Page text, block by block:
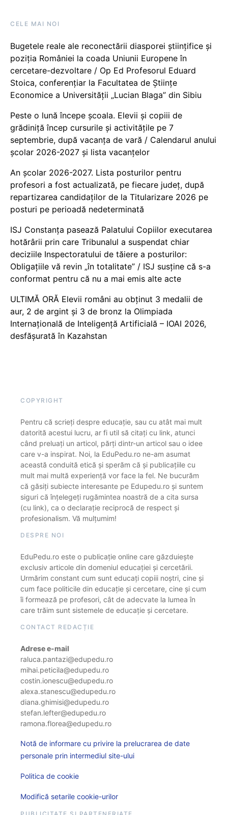
CELE MAI NOI
Bugetele reale ale reconectării diasporei științifice și
poziția României la coada Uniunii Europene în
cercetare-dezvoltare / Op Ed Profesorul Eduard
Stoica, conferențiar la Facultatea de Științe
Economice a Universității „Lucian Blaga” din Sibiu
Peste o lună începe școala. Elevii și copiii de
grădiniță încep cursurile și activitățile pe 7
septembrie, după vacanța de vară / Calendarul anului
școlar 2026-2027 și lista vacanțelor
An școlar 2026-2027. Lista posturilor pentru
profesori a fost actualizată, pe fiecare județ, după
repartizarea candidaților de la Titularizare 2026 pe
posturi pe perioadă nedeterminată
ISJ Constanța pasează Palatului Copiilor executarea
hotărârii prin care Tribunalul a suspendat chiar
deciziile Inspectoratului de tăiere a posturilor:
Obligațiile vă revin „în totalitate” / ISJ susține că s-a
conformat pentru că nu a mai emis alte acte
ULTIMĂ ORĂ Elevii români au obținut 3 medalii de
aur, 2 de argint și 3 de bronz la Olimpiada
Internațională de Inteligență Artificială – IOAI 2026,
desfășurată în Kazahstan
COPYRIGHT
Pentru că scrieți despre educație, sau cu atât mai mult
datorită acestui lucru, ar fi util să citați cu link, atunci
când preluați un articol, părți dintr-un articol sau o idee
care v-a inspirat. Noi, la EduPedu.ro ne-am asumat
această conduită etică și sperăm că și publicațiile cu
mult mai multă experiență vor face la fel. Ne bucurăm
că găsiți subiecte interesante pe Edupedu.ro și suntem
siguri că înțelegeți rugămintea noastră de a cita sursa
(cu link), ca o declarație reciprocă de respect și
profesionalism. Vă mulțumim!
DESPRE NOI
EduPedu.ro este o publicație online care găzduiește
exclusiv articole din domeniul educației și cercetării.
Urmărim constant cum sunt educați copiii noștri, cine și
cum face politicile din educație și cercetare, cine și cum
îi formează pe profesori, cât de adecvate la lumea în
care trăim sunt sistemele de educație și cercetare.
CONTACT REDACȚIE
Adrese e-mail
raluca.pantazi@edupedu.ro
mihai.peticila@edupedu.ro
costin.ionescu@edupedu.ro
alexa.stanescu@edupedu.ro
diana.ghimisi@edupedu.ro
stefan.lefter@edupedu.ro
ramona.florea@edupedu.ro
Notă de informare cu privire la prelucrarea de date
personale prin intermediul site-ului
Politica de cookie
Modifică setarile cookie-urilor